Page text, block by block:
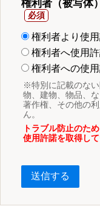
権利者（被写体
権利者より使
権利者へ使用
権利者への使
※特別に記載のな
物、建物、物品、
著作権、その他の
ん。
トラブル防止のた
使用許諾を取得し
送信する